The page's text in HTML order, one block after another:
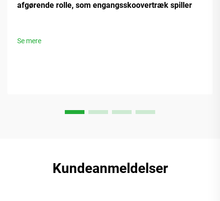
afgørende rolle, som engangsskoovertræk spiller
Se mere
Kundeanmeldelser